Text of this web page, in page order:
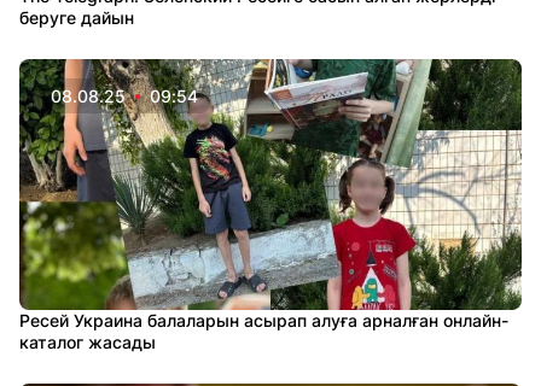
беруге дайын
08.08.25 09:54
Ресей Украина балаларын асырап алуға арналған онлайн-
каталог жасады